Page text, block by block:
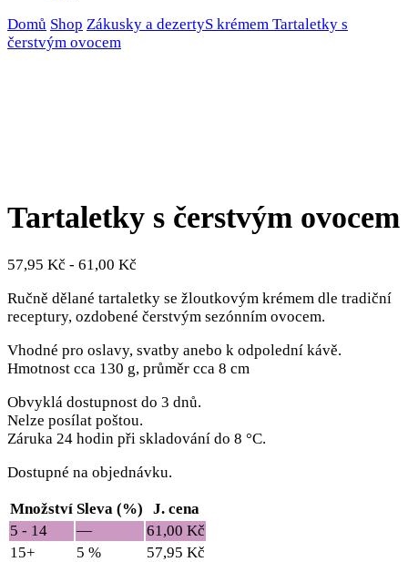
Domů Shop Zákusky a dezertyS krémem Tartaletky s
čerstvým ovocem
Tartaletky s čerstvým ovocem
57,95 Kč - 61,00 Kč
Ručně dělané tartaletky se žloutkovým krémem dle tradiční
receptury, ozdobené čerstvým sezónním ovocem.
Vhodné pro oslavy, svatby anebo k odpolední kávě.
Hmotnost cca 130 g, průměr cca 8 cm
Obvyklá dostupnost do 3 dnů.
Nelze posílat poštou.
Záruka 24 hodin při skladování do 8 °C.
Dostupné na objednávku.
Množství Sleva (%)
J. cena
5 - 14
— 61,00 Kč
15+
5 % 57,95 Kč